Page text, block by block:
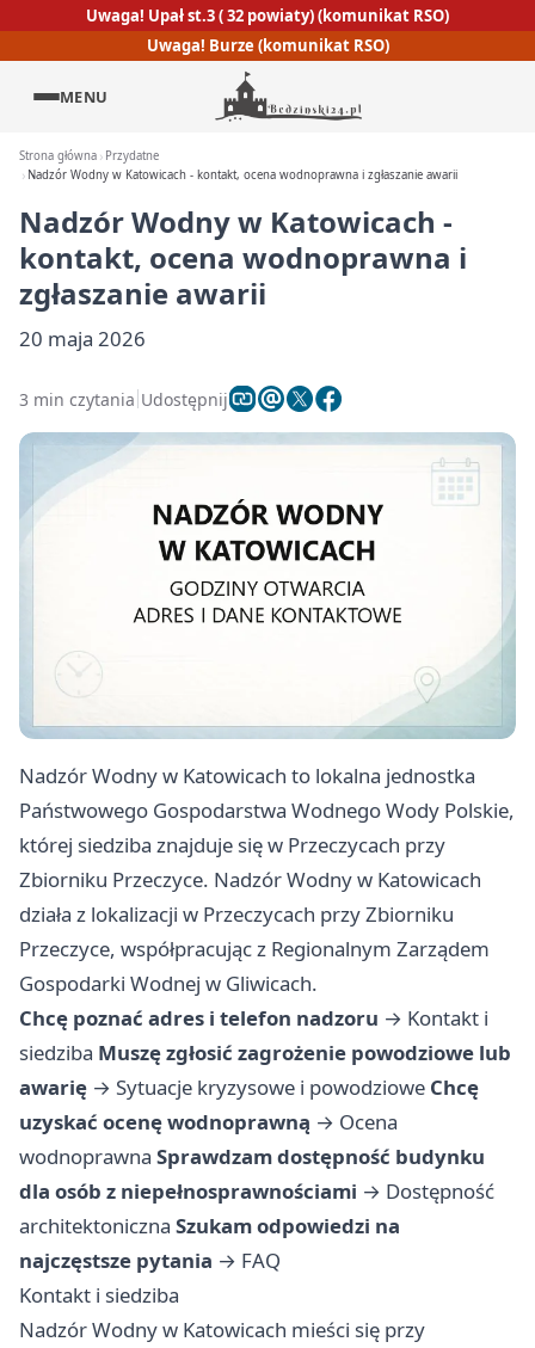
Uwaga! Upał st.3 ( 32 powiaty) (komunikat RSO)
Uwaga! Burze (komunikat RSO)
MENU
Strona główna
Przydatne
Nadzór Wodny w Katowicach - kontakt, ocena wodnoprawna i zgłaszanie awarii
Nadzór Wodny w Katowicach -
kontakt, ocena wodnoprawna i
zgłaszanie awarii
20 maja 2026
3 min czytania Udostępnij
Nadzór Wodny w Katowicach to lokalna jednostka
Państwowego Gospodarstwa Wodnego Wody Polskie,
której siedziba znajduje się w Przeczycach przy
Zbiorniku Przeczyce. Nadzór Wodny w Katowicach
działa z lokalizacji w Przeczycach przy Zbiorniku
Przeczyce, współpracując z Regionalnym Zarządem
Gospodarki Wodnej w Gliwicach.
Chcę poznać adres i telefon nadzoru → Kontakt i
siedziba Muszę zgłosić zagrożenie powodziowe lub
awarię → Sytuacje kryzysowe i powodziowe Chcę
uzyskać ocenę wodnoprawną → Ocena
wodnoprawna Sprawdzam dostępność budynku
dla osób z niepełnosprawnościami → Dostępność
architektoniczna Szukam odpowiedzi na
najczęstsze pytania → FAQ
Kontakt i siedziba
Nadzór Wodny w Katowicach mieści się przy